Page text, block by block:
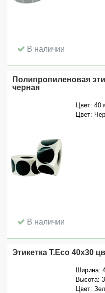
В наличии
Полипропиленовая
черная
Цвет: 40
Цвет:
В наличии
Этикетка T.Eco 40x30
Ширина:
Высота:
Цвет: